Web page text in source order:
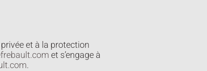
et à la protection
et s’engage à
.